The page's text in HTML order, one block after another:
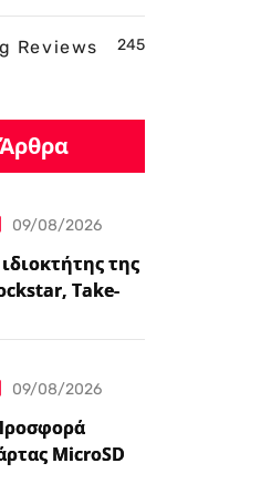
Reviews 245
09/08/2026
της
Take-
ότι
του
09/08/2026
MicroSD